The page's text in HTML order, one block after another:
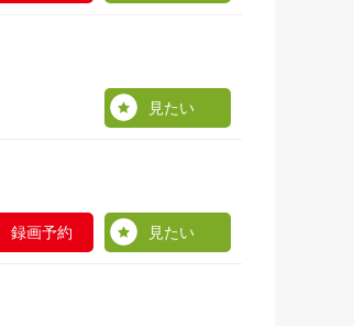
見たい
録画予約 見たい